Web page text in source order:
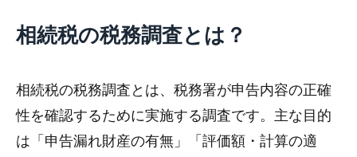
相続税の税務調査とは？
相続税の税務調査とは、税務署が申告内容の正確
性を確認するために実施する調査です。主な目的
は「申告漏れ財産の有無」「評価額・計算の適